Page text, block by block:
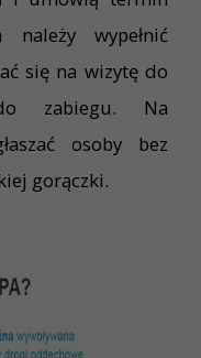
należy wypełnić
się na wizytę do
zabiegu. Na
osoby bez
gorączki.